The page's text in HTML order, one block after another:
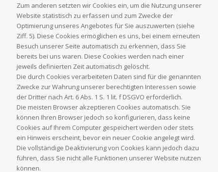
Zum anderen setzten wir Cookies ein, um die Nutzung unserer
Website statistisch zu erfassen und zum Zwecke der
Optimierung unseres Angebotes für Sie auszuwerten (siehe
Ziff. 5). Diese Cookies ermöglichen es uns, bei einem erneuten
Besuch unserer Seite automatisch zu erkennen, dass Sie
bereits bei uns waren. Diese Cookies werden nach einer
jeweils definierten Zeit automatisch gelöscht.
Die durch Cookies verarbeiteten Daten sind für die genannten
Zwecke zur Wahrung unserer berechtigten Interessen sowie
der Dritter nach Art. 6 Abs. 1 S. 1 lit. f DSGVO erforderlich.
Die meisten Browser akzeptieren Cookies automatisch. Sie
können Ihren Browser jedoch so konfigurieren, dass keine
Cookies auf Ihrem Computer gespeichert werden oder stets
ein Hinweis erscheint, bevor ein neuer Cookie angelegt wird.
Die vollständige Deaktivierung von Cookies kann jedoch dazu
führen, dass Sie nicht alle Funktionen unserer Website nutzen
können.